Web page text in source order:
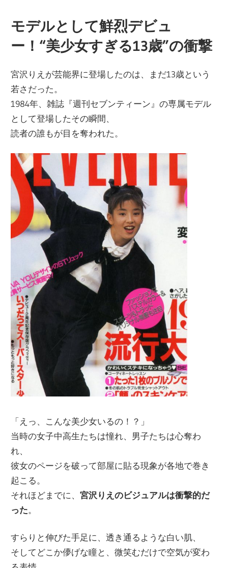
モデルとして鮮烈デビュ
ー！“美少女すぎる13歳”の衝撃
宮沢りえが芸能界に登場したのは、まだ13歳という
若さだった。
1984年、雑誌『週刊セブンティーン』の専属モデル
として登場したその瞬間、
読者の誰もが目を奪われた。
「えっ、こんな美少女いるの！？」
当時の女子中高生たちは憧れ、男子たちは心奪わ
れ、
彼女のページを破って部屋に貼る現象が各地で巻き
起こる。
それほどまでに、宮沢りえのビジュアルは衝撃的だ
った。
すらりと伸びた手足に、透き通るような白い肌、
そしてどこか儚げな瞳と、微笑むだけで空気が変わ